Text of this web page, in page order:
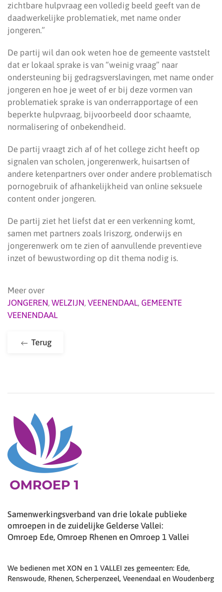
zichtbare hulpvraag een volledig beeld geeft van de
daadwerkelijke problematiek, met name onder
jongeren.”
De partij wil dan ook weten hoe de gemeente vaststelt
dat er lokaal sprake is van “weinig vraag” naar
ondersteuning bij gedragsverslavingen, met name onder
jongeren en hoe je weet of er bij deze vormen van
problematiek sprake is van onderrapportage of een
beperkte hulpvraag, bijvoorbeeld door schaamte,
normalisering of onbekendheid.
De partij vraagt zich af of het college zicht heeft op
signalen van scholen, jongerenwerk, huisartsen of
andere ketenpartners over onder andere problematisch
pornogebruik of afhankelijkheid van online seksuele
content onder jongeren.
De partij ziet het liefst dat er een verkenning komt,
samen met partners zoals Iriszorg, onderwijs en
jongerenwerk om te zien of aanvullende preventieve
inzet of bewustwording op dit thema nodig is.
Meer over
JONGEREN, WELZIJN, VEENENDAAL, GEMEENTE
VEENENDAAL
Terug
Samenwerkingsverband van drie lokale publieke
omroepen in de zuidelijke Gelderse Vallei:
Omroep Ede, Omroep Rhenen en Omroep 1 Vallei
We bedienen met XON en 1 VALLEI zes gemeenten: Ede,
Renswoude, Rhenen, Scherpenzeel, Veenendaal en Woudenberg